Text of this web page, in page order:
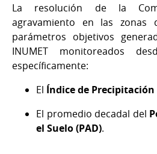
La resolución de la
agravamiento en las zonas
parámetros objetivos
INUMET monitoreados
específicamente:
El Índice de Precipitación
El promedio decadal del
el Suelo (PAD).